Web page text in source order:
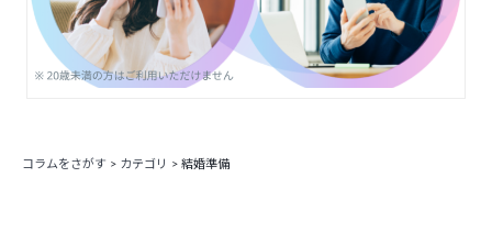
コラムをさがす > カテゴリ > 結婚準備